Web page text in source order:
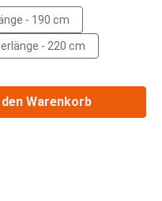
- 190 cm
- 220 cm
gewünschten
den Warenkorb